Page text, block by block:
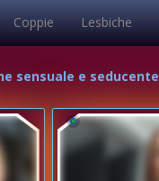
Coppie Lesbiche
sensuale e